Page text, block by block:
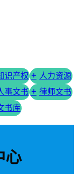
识产权
人力资源
事文书
律师文书
书库
心